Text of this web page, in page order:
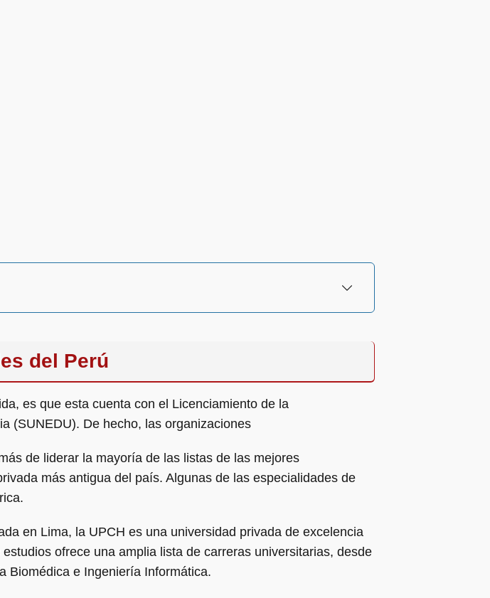
del Perú
es que esta cuenta con el Licenciamiento de la
(SUNEDU). De hecho, las organizaciones
de liderar la mayoría de las listas de las mejores
más antigua del país. Algunas de las especialidades de
en Lima, la UPCH es una universidad privada de excelencia
ofrece una amplia lista de carreras universitarias, desde
Biomédica e Ingeniería Informática.